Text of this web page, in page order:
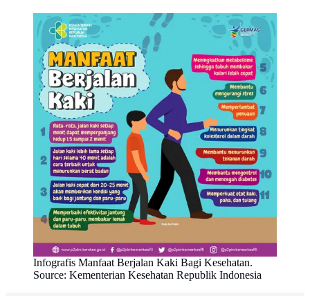
Infografis Manfaat Berjalan Kaki Bagi Kesehatan.
Source: Kementerian Kesehatan Republik Indonesia